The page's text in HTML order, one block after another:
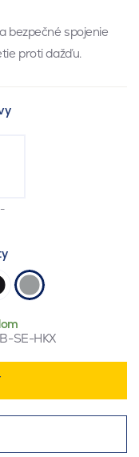
bezpečné spojenie
proti dažďu.
SE-HKX